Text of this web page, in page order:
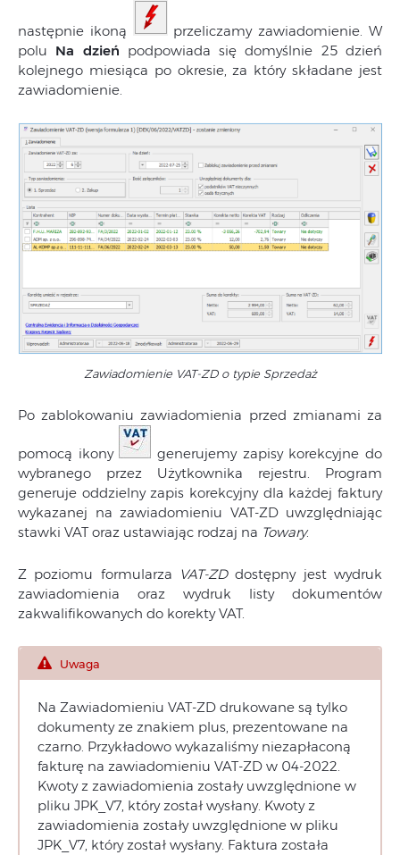
następnie ikoną
przeliczamy zawiadomienie. W
polu Na dzień podpowiada się domyślnie 25 dzień
kolejnego miesiąca po okresie, za który składane jest
zawiadomienie.
Zawiadomienie VAT-ZD o typie Sprzedaż
Po zablokowaniu zawiadomienia przed zmianami za
pomocą ikony
generujemy zapisy korekcyjne do
wybranego przez Użytkownika rejestru. Program
generuje oddzielny zapis korekcyjny dla każdej faktury
wykazanej na zawiadomieniu VAT-ZD uwzględniając
stawki VAT oraz ustawiając rodzaj na Towary.
Z poziomu formularza VAT-ZDdostępny jest wydruk
zawiadomienia oraz wydruk listy dokumentów
zakwalifikowanych do korekty VAT.
Uwaga
Na Zawiadomieniu VAT-ZD drukowane są tylko
dokumenty ze znakiem plus, prezentowane na
czarno. Przykładowo wykazaliśmy niezapłaconą
fakturę na zawiadomieniu VAT-ZD w 04-2022.
Kwoty z zawiadomienia zostały uwzględnione w
pliku JPK_V7, który został wysłany. Kwoty z
zawiadomienia zostały uwzględnione w pliku
JPK_V7, który został wysłany. Faktura została